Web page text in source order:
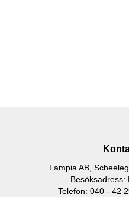
Lampia AB,
Besöksadress:
Telefon: 040 - 42